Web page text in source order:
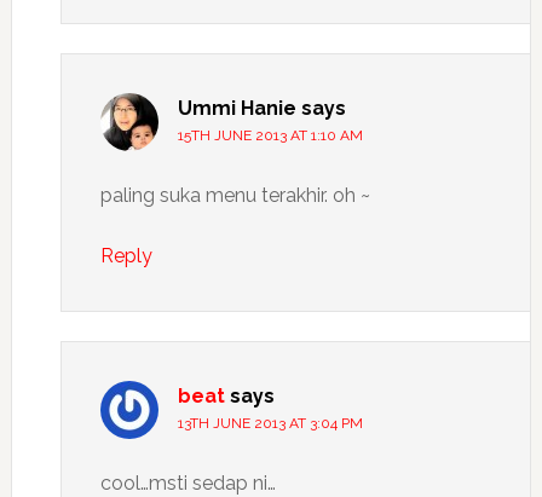
Ummi Hanie says
15TH JUNE 2013 AT 1:10 AM
paling suka menu terakhir. oh ~
Reply
beat says
13TH JUNE 2013 AT 3:04 PM
cool…msti sedap ni…